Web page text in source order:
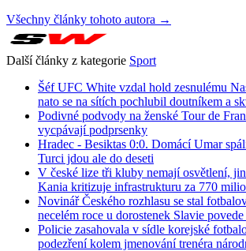
Všechny články tohoto autora →
Další články z kategorie Sport
Šéf UFC White vzdal hold zesnulému
nato se na sítích pochlubil doutníkem a
Podivné podvody na ženské Tour de
vycpávají podprsenky
Hradec - Besiktas 0:0. Domácí Umar
Turci jdou ale do deseti
V české lize tři kluby nemají osvětlení,
Kania kritizuje infrastrukturu za 770
Novinář Českého rozhlasu se stal
necelém roce u dorostenek Slavie
Policie zasahovala v sídle korejské
podezření kolem jmenování trenéra